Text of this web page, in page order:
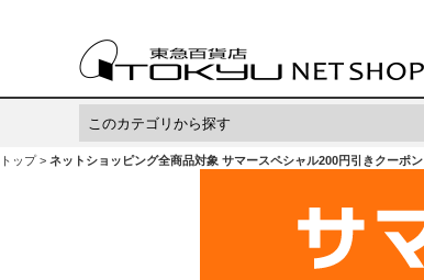
トップ ネットショッピング全商品対象 サマースペシャル200円引きクーポン